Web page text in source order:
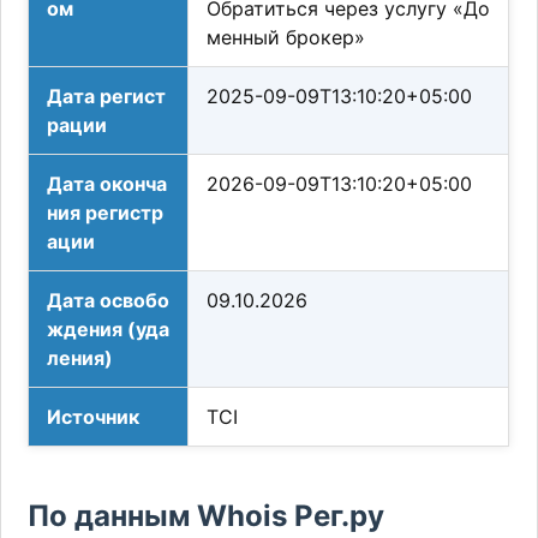
ом
Обратиться через услугу «До
менный брокер»
Дата регист
рации
2025-09-09T13:10:20+05:00
Дата оконча
ния регистр
ации
2026-09-09T13:10:20+05:00
Дата освобо
ждения (уда
ления)
09.10.2026
Источник TCI
По данным Whois Рег.ру